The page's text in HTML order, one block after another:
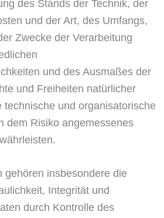
des Stands der Technik, der
und der Art, des Umfangs,
Zwecke der Verarbeitung
und des Ausmaßes der
und Freiheiten natürlicher
technische und organisatorische
dem Risiko angemessenes
gehören insbesondere die
Integrität und
durch Kontrolle des